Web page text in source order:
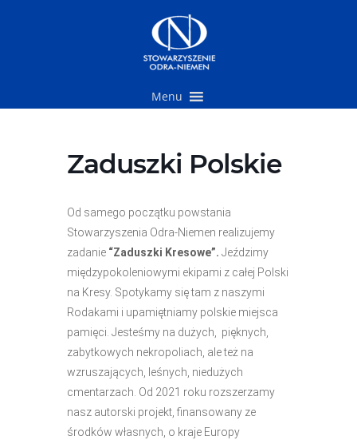
Menu
Zaduszki Polskie
Od samego początku powstania
Stowarzyszenia Odra-Niemen realizujemy
zadanie “Zaduszki Kresowe”. Jeździmy
międzypokoleniowymi ekipami z całej Polski
na Kresy. Spotykamy się tam z naszymi
Rodakami i upamiętniamy polskie miejsca
pamięci. Jesteśmy na dużych, pięknych,
zabytkowych nekropoliach, ale też na
wzruszających, leśnych, niedużych
cmentarzach. Od 2021 roku rozszerzamy
nasz autorski projekt, finansowany ze
środków własnych, o kraje Europy